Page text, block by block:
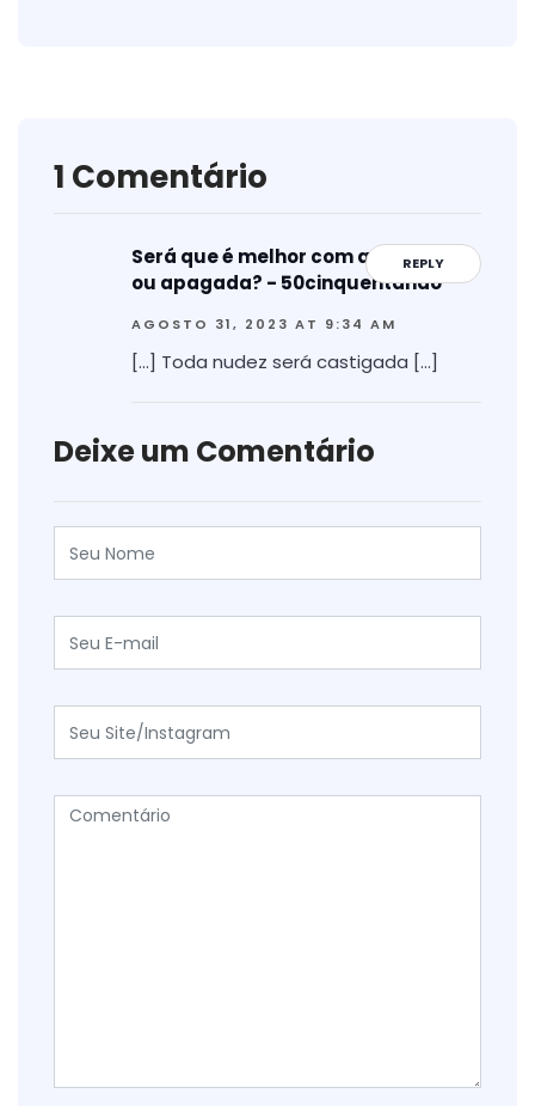
1 Comentário
REPLY
Será que é melhor com a luz acesa
ou apagada? - 50cinquentando
AGOSTO 31, 2023 AT 9:34 AM
[…] Toda nudez será castigada […]
Deixe um Comentário